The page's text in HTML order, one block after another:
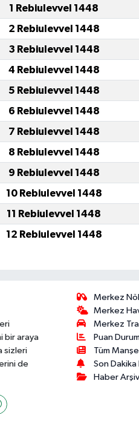
1 Rebiulevvel 1448
2 Rebiulevvel 1448
3 Rebiulevvel 1448
4 Rebiulevvel 1448
5 Rebiulevvel 1448
6 Rebiulevvel 1448
7 Rebiulevvel 1448
8 Rebiulevvel 1448
9 Rebiulevvel 1448
10 Rebiulevvel 1448
11 Rebiulevvel 1448
12 Rebiulevvel 1448
bir araya
sizleri
de
Merkez
Merkez
Merkez
Puan
Tüm
Son
Haber